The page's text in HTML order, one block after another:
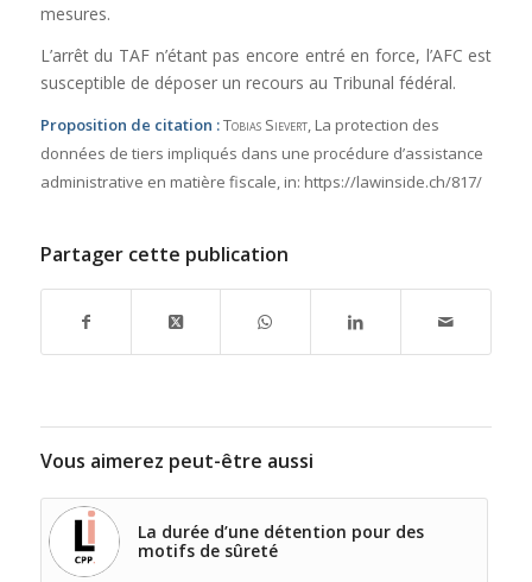
mesures.
L’arrêt du TAF n’étant pas encore entré en force, l’AFC est
susceptible de déposer un recours au Tribunal fédéral.
Proposition de citation :Tobias Sievert, La protection des
données de tiers impliqués dans une procédure d’assistance
administrative en matière fiscale, in: https://lawinside.ch/817/
Partager cette publication
Vous aimerez peut-être aussi
La durée d’une détention pour des
motifs de sûreté